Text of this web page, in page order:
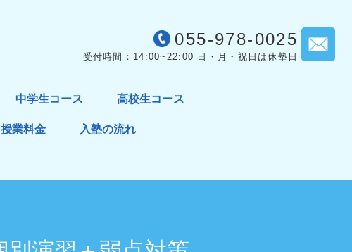
055-978-0025
受付時間：14:00~22:00 日・月・祝日は休塾日
中学生コース 高校生コース
授業料金 入塾の流れ